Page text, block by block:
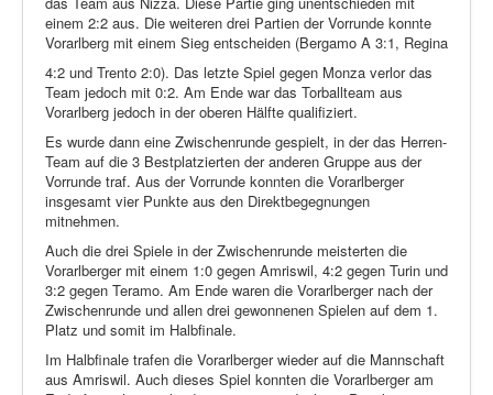
einem 2:2 aus. Die weiteren drei Partien der Vorrunde konnte
Vorarlberg mit einem Sieg entscheiden (Bergamo A 3:1, Regina
4:2 und Trento 2:0). Das letzte Spiel gegen Monza verlor das
Team jedoch mit 0:2. Am Ende war das Torballteam aus
Vorarlberg jedoch in der oberen Hälfte qualifiziert.
Es wurde dann eine Zwischenrunde gespielt, in der das Herren-
Team auf die 3 Bestplatzierten der anderen Gruppe aus der
Vorrunde traf. Aus der Vorrunde konnten die Vorarlberger
insgesamt vier Punkte aus den Direktbegegnungen
mitnehmen.
Auch die drei Spiele in der Zwischenrunde meisterten die
Vorarlberger mit einem 1:0 gegen Amriswil, 4:2 gegen Turin und
3:2 gegen Teramo. Am Ende waren die Vorarlberger nach der
Zwischenrunde und allen drei gewonnenen Spielen auf dem 1.
Platz und somit im Halbfinale.
Im Halbfinale trafen die Vorarlberger wieder auf die Mannschaft
aus Amriswil. Auch dieses Spiel konnten die Vorarlberger am